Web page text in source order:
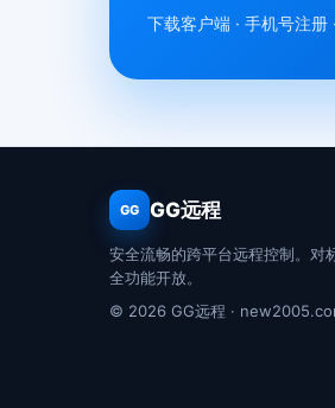
下载客户端 · 手机号注册
GG GG远程
安全流畅的跨平台远程控制。对
全功能开放。
© 2026 GG远程 ·